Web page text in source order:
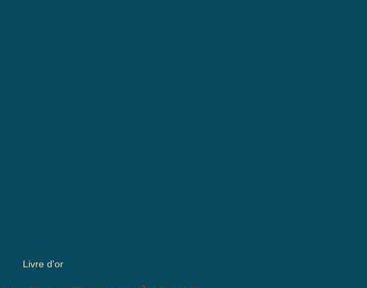
Livre d'or